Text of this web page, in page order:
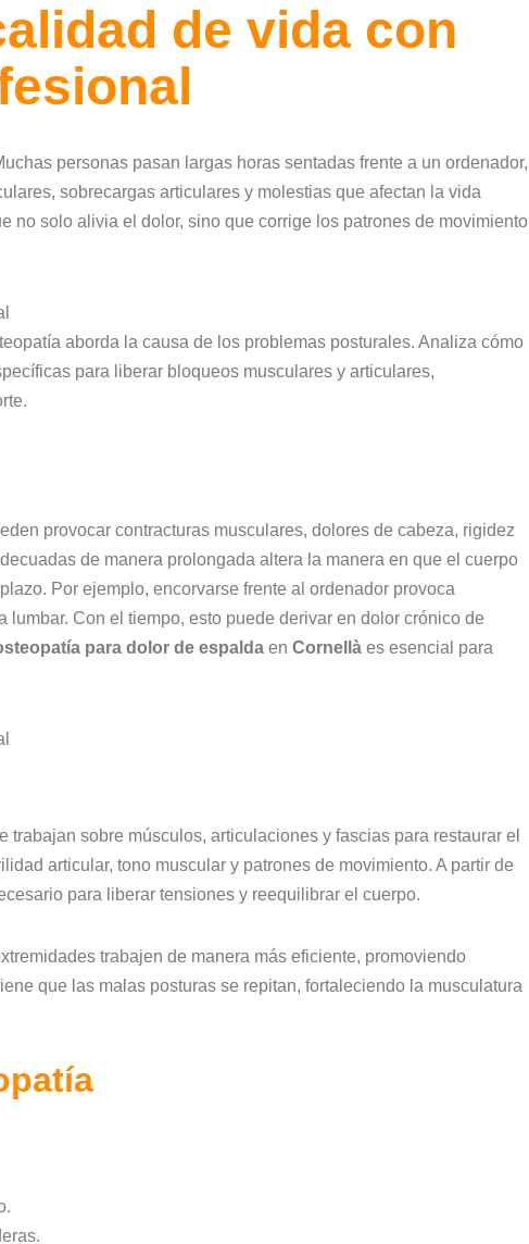
de vida con
personas pasan largas horas sentadas frente a un ordenador,
sobrecargas articulares y molestias que afectan la vida
no solo alivia el dolor, sino que corrige los patrones de movimiento
aborda la causa de los problemas posturales. Analiza cómo
para liberar bloqueos musculares y articulares,
provocar contracturas musculares, dolores de cabeza, rigidez
de manera prolongada altera la manera en que el cuerpo
Por ejemplo, encorvarse frente al ordenador provoca
Con el tiempo, esto puede derivar en dolor crónico de
para dolor de espalda en Cornellà es esencial para
trabajan sobre músculos, articulaciones y fascias para restaurar el
articular, tono muscular y patrones de movimiento. A partir de
para liberar tensiones y reequilibrar el cuerpo.
trabajen de manera más eficiente, promoviendo
que las malas posturas se repitan, fortaleciendo la musculatura